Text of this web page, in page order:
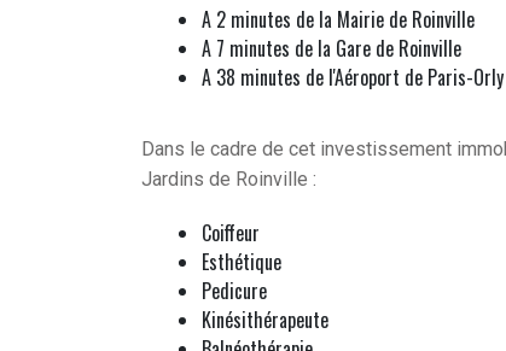
A 2 minutes de la Mairie de Roinville
A 7 minutes de la Gare de Roinville
A 38 minutes de l'Aéroport de Paris-Orly
Dans le cadre de cet investissement
Jardins de Roinville :
Coiffeur
Esthétique
Pedicure
Kinésithérapeute